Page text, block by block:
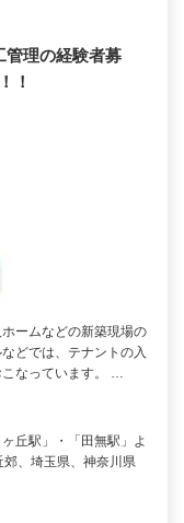
管理の経験者募
！
ームなどの新築現場の
どでは、テナントの入
なっています。 …
丘駅」・「田無駅」よ
、埼玉県、神奈川県